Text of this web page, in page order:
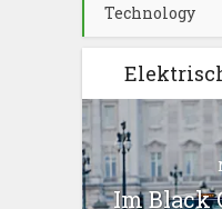
Technology
Im Black